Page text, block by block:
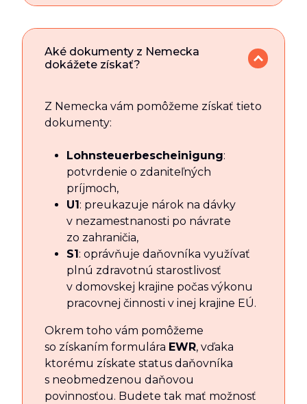
Aké dokumenty z Nemecka
dokážete získať?
Z Nemecka vám pomôžeme získať tieto
dokumenty:
Lohnsteuerbescheinigung:
potvrdenie o zdaniteľných
príjmoch,
U1 : preukazuje nárok na dávky
v nezamestnanosti po návrate
zo zahraničia,
S1 : oprávňuje daňovníka využívať
plnú zdravotnú starostlivosť
v domovskej krajine počas výkonu
pracovnej činnosti v inej krajine EÚ.
Okrem toho vám pomôžeme
so získaním formulára EWR, vďaka
ktorému získate status daňovníka
s neobmedzenou daňovou
povinnosťou. Budete tak mať možnosť